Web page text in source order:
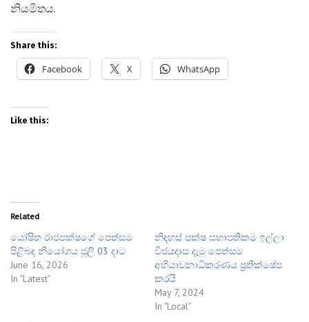
නියමිතය.
Share this:
Facebook X WhatsApp
Like this:
Related
යෝෂිත රාජපක්ෂගේ පෙත්සම
පිළිබඳ නියෝගය ජූලි 03 දාට
June 16, 2026
In "Latest"
නිදහස් පක්ෂ සභාපතිකම ඉල්ලා
විජයදාස දැමු පෙත්සම
අභියාචනාධිකරණය ප්‍රතික්ෂේප
කරයි
May 7, 2024
In "Local"